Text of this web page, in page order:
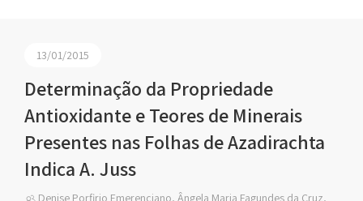
13/01/2015
Determinação da Propriedade
Antioxidante e Teores de Minerais
Presentes nas Folhas de Azadirachta
Indica A. Juss
Denise Porfirio Emerenciano, Ângela Maria Fagundes da Cruz,